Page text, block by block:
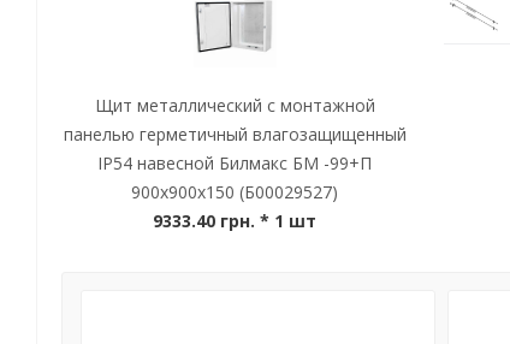
Щит металлический с монтажной
панелью герметичный влагозащищенный
IP54 навесной Билмакс БМ -99+П
900x900x150 (Б00029527)
9333.40 грн. * 1 шт